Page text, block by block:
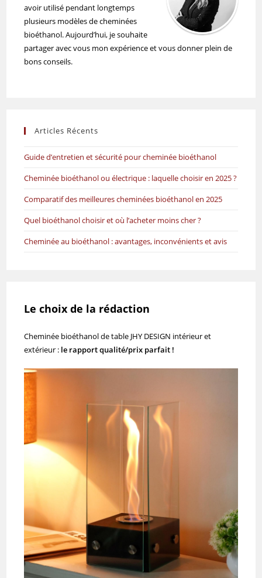
avoir utilisé pendant longtemps
plusieurs modèles de cheminées
bioéthanol. Aujourd’hui, je souhaite
partager avec vous mon expérience et vous donner plein de
bons conseils.
Articles Récents
Guide d’entretien et sécurité pour cheminée bioéthanol
Cheminée bioéthanol ou électrique : laquelle choisir en 2025 ?
Comparatif des meilleures cheminées bioéthanol en 2025
Quel bioéthanol choisir et où l’acheter moins cher ?
Cheminée au bioéthanol : avantages, inconvénients et avis
Le choix de la rédaction
Cheminée bioéthanol de table JHY DESIGN intérieur et
extérieur : le rapport qualité/prix parfait !